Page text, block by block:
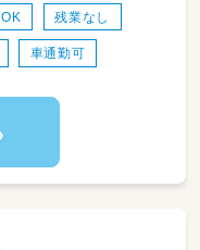
ーションは
ように
残業なし
車通勤可